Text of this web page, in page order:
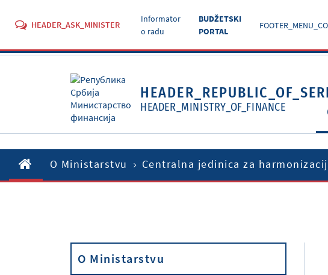
HEADER_ASK_MINISTER
Informator
o radu
BUDŽETSKI
PORTAL
HEADER_MINISTRY_OF_FINANCE
O Ministarstvu Centralna jedinica za
O Ministarstvu